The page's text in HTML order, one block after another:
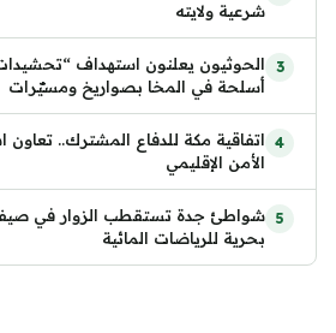
شرعية ولايته
الحوثيون يعلنون استهداف
أسلحة في المخا بصواريخ ومسيّرات
اتفاقية مكة للدفاع المشترك..
الأمن الإقليمي
بحرية للرياضات المائية